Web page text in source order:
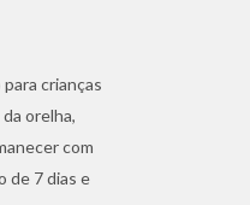
crianças
orelha,
com
de 7 dias e